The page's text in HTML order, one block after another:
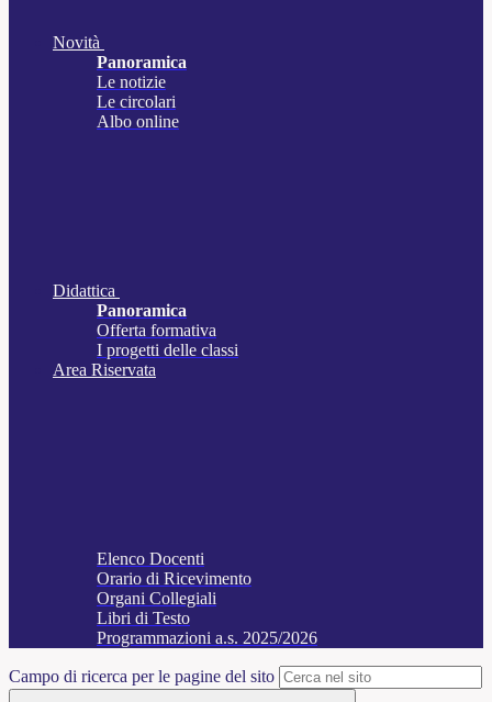
Novità
Panoramica
Le notizie
Le circolari
Albo online
Didattica
Panoramica
Offerta formativa
I progetti delle classi
Area Riservata
Elenco Docenti
Orario di Ricevimento
Organi Collegiali
Libri di Testo
Programmazioni a.s. 2025/2026
Campo di ricerca per le pagine del sito